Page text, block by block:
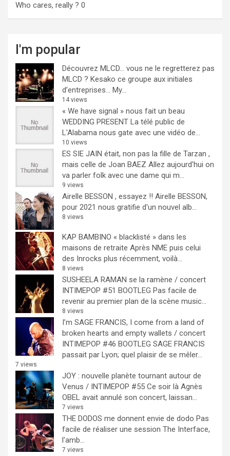
Who cares, really ? 0
I'm popular
Découvrez MLCD… vous ne le regretterez pas
MLCD ? Kesako ce groupe aux initiales
d’entreprises… My...
14 views
« We have signal » nous fait un beau
WEDDING PRESENT La télé public de
L'Alabama nous gate avec une vidéo de...
10 views
ES SIE JAIN était, non pas la fille de Tarzan ,
mais celle de Joan BAEZ Allez aujourd'hui on
va parler folk avec une dame qui m...
9 views
Airelle BESSON , essayez !! Airelle BESSON,
pour 2021 nous gratifie d'un nouvel alb...
8 views
KAP BAMBINO « blacklisté » dans les
maisons de retraite Après NME puis celui
des Inrocks plus récemment, voilà...
8 views
SUSHEELA RAMAN se la ramène / concert
INTIMEPOP #51 BOOTLEG Pas facile de
revenir au premier plan de la scène music...
8 views
I’m SAGE FRANCIS, I come from a land of
broken hearts and empty wallets / concert
INTIMEPOP #46 BOOTLEG SAGE FRANCIS
passait par Lyon; quel plaisir de se mêler...
7 views
JOY : nouvelle planète tournant autour de
Venus / INTIMEPOP #55 Ce soir là Agnès
OBEL avait annulé son concert, laissan...
7 views
THE DODOS me donnent envie de dodo Pas
facile de réaliser une session The Interface,
l'amb...
7 views